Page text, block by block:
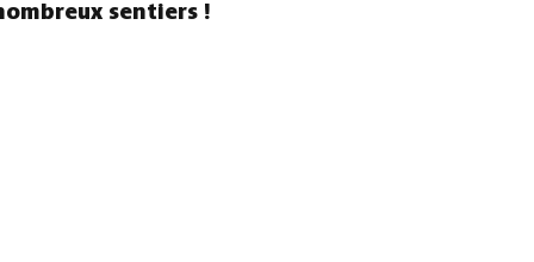
sentiers !